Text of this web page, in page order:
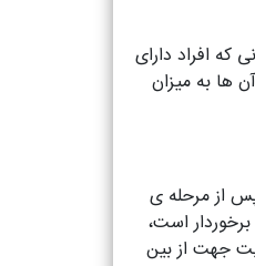
که افراد دارای
ها به میزان
از مرحله ی
است،
جهت از بین